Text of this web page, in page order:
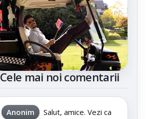
Cele mai noi comentarii
Anonim
Salut, amice. Vezi ca